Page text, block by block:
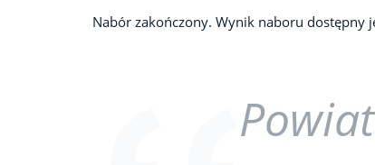
Nabór zakończony. Wynik naboru dostępny